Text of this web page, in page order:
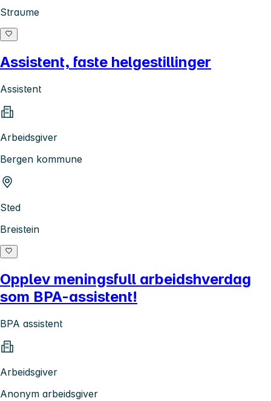
Straume
Assistent, faste helgestillinger
Assistent
Arbeidsgiver
Bergen kommune
Sted
Breistein
Opplev meningsfull arbeidshverdag
som BPA-assistent!
BPA assistent
Arbeidsgiver
Anonym arbeidsgiver